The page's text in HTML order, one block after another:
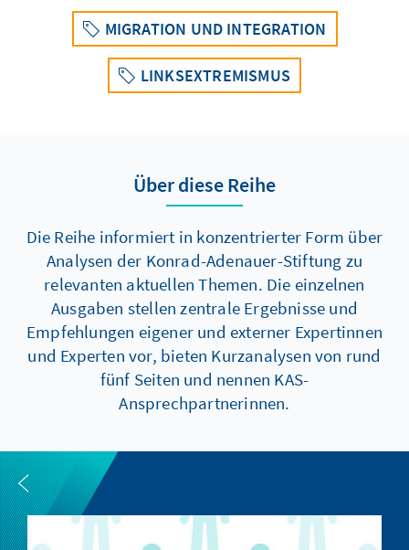
MIGRATION UND INTEGRATION
LINKSEXTREMISMUS
Über diese Reihe
Die Reihe informiert in konzentrierter Form über
Analysen der Konrad-Adenauer-Stiftung zu
relevanten aktuellen Themen. Die einzelnen
Ausgaben stellen zentrale Ergebnisse und
Empfehlungen eigener und externer Expertinnen
und Experten vor, bieten Kurzanalysen von rund
fünf Seiten und nennen KAS-
Ansprechpartnerinnen.